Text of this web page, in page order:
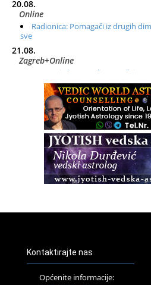
20.08.
Online
Radionica: Pomagači iz drugih
sve
21.08.
Zagreb+Online
Osnovni ThetaHealing® tečaj,
Zagreb
Osnovna radionica za
Healing course)
Access BARS®, otpusti stres
Access Energetski Facelift®
Tečaj Višeg Vodstva, razvijanja
25.08.
Kontaktirajte nas
Općenite informacije: